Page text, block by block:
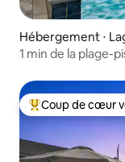
Hébergement ⋅
1 min de la plage-
Coups de cœur
Coup de cœur